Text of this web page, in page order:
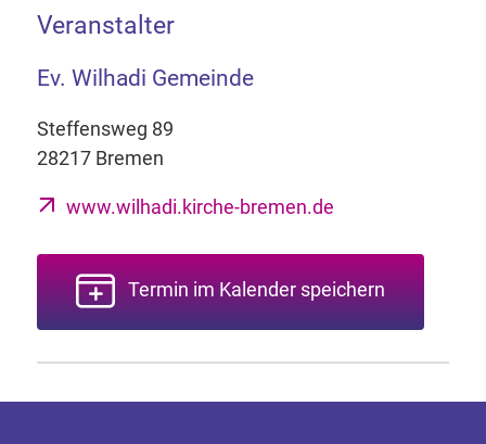
Veranstalter
Ev. Wilhadi Gemeinde
Steffensweg 89
28217 Bremen
www.wilhadi.kirche-bremen.de
Termin im Kalender speichern